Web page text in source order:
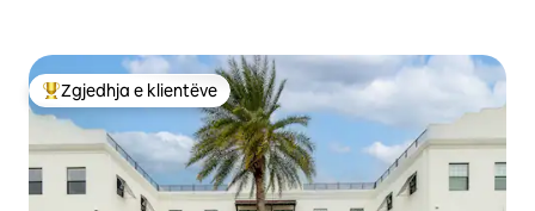
Më të mirat e zgjedhjeve të klientëve
Zgjedhja e klientëve